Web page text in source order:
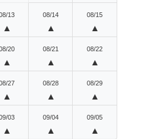
13
▲
08/14
▲
08/15
▲
20
▲
08/21
▲
08/22
▲
27
▲
08/28
▲
08/29
▲
03
▲
09/04
▲
09/05
▲